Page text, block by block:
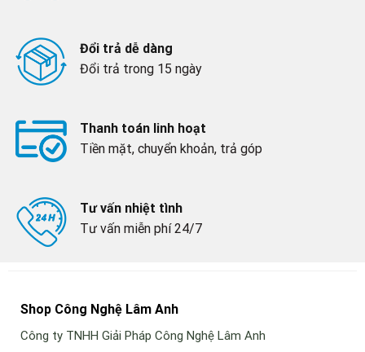
Đổi trả dễ dàng
Đổi trả trong 15 ngày
Thanh toán linh hoạt
Tiền mặt, chuyển khoản, trả góp
Tư vấn nhiệt tình
Tư vấn miễn phí 24/7
Shop Công Nghệ Lâm Anh
Công ty TNHH Giải Pháp Công Nghệ Lâm Anh